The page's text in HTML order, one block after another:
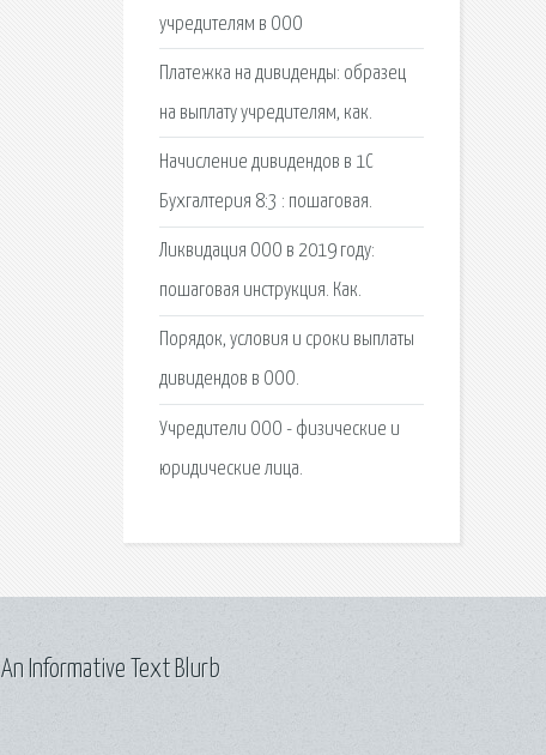
учредителям в ООО
Платежка на дивиденды: образец
на выплату учредителям, как.
Начисление дивидендов в 1С
Бухгалтерия 8:3 : пошаговая.
Ликвидация ООО в 2019 году:
пошаговая инструкция. Как.
Порядок, условия и сроки выплаты
дивидендов в ООО.
Учредители ООО - физические и
юридические лица.
An Informative Text Blurb